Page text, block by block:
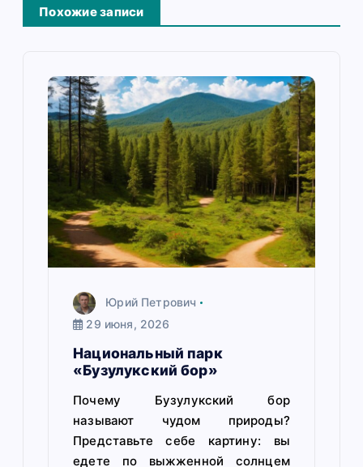
Похожие записи
Юрий Петрович
29 июня, 2026
Национальный парк
«Бузулукский бор»
Почему Бузулукский бор
называют чудом природы?
Представьте себе картину: вы
едете по выжженной солнцем